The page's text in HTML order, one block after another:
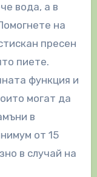
вода, а в
на
пресен
пиете.
функция и
могат да
в
от 15
в случай на